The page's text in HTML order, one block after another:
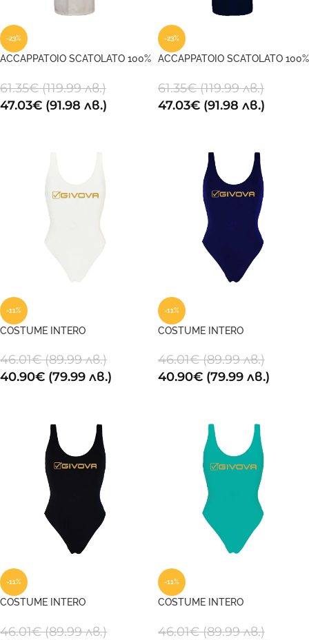
-23%
ACCAPPATOIO SCATOLATO 100%
61.35€(119.99 лв.)
47.03€ (91.98 лв.)
-23%
ACCAPPATOIO SCATOLATO 100%
61.35€(119.99 лв.)
47.03€ (91.98 лв.)
-11%
COSTUME INTERO
46.01€(89.99 лв.)
40.90€ (79.99 лв.)
-11%
COSTUME INTERO
46.01€(89.99 лв.)
40.90€ (79.99 лв.)
-11%
COSTUME INTERO
46.01€(89.99 лв.)
-11%
COSTUME INTERO
46.01€(89.99 лв.)